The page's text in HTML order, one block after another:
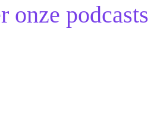
onze podcasts